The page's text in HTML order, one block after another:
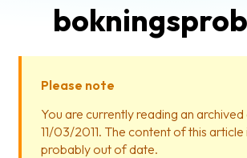
is
Fraktjakt?
Please note
You are currently reading an
11/03/2011. The content of this
probably out of date.